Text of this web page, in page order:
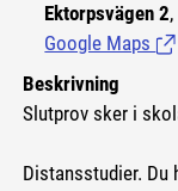
Ektorpsvägen 2
Google Maps
Beskrivning
Slutprov sker i
Distansstudier. Du